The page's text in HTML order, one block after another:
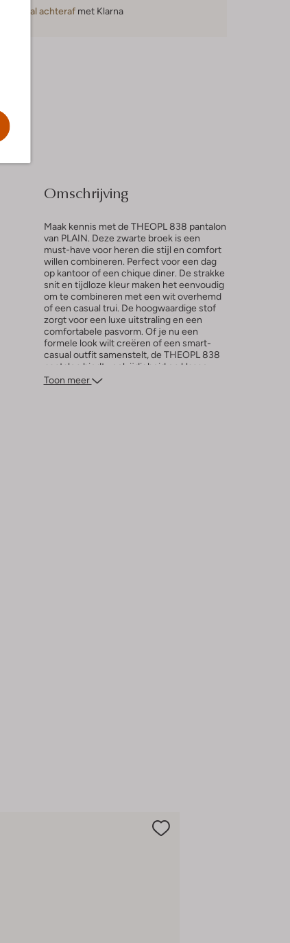
Betaal achteraf met Klarna
Omschrijving
Maak kennis met de THEOPL 838 pantalon
van PLAIN. Deze zwarte broek is een
must-have voor heren die stijl en comfort
willen combineren. Perfect voor een dag
op kantoor of een chique diner. De strakke
snit en tijdloze kleur maken het eenvoudig
om te combineren met een wit overhemd
of een casual trui. De hoogwaardige stof
zorgt voor een luxe uitstraling en een
comfortabele pasvorm. Of je nu een
formele look wilt creëren of een smart-
casual outfit samenstelt, de THEOPL 838
pantalon biedt veelzijdigheid en klasse.
Voeg deze veelzijdige pantalon toe aan je
Toon meer